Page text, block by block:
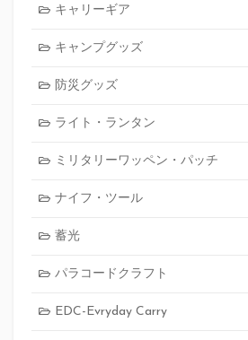
キャリーギア
キャンプグッズ
防災グッズ
ライト・ランタン
ミリタリーワッペン・パッチ
ナイフ・ツール
蓄光
パラコードクラフト
EDC-Evryday Carry